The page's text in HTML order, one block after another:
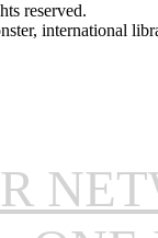
reserved.
international